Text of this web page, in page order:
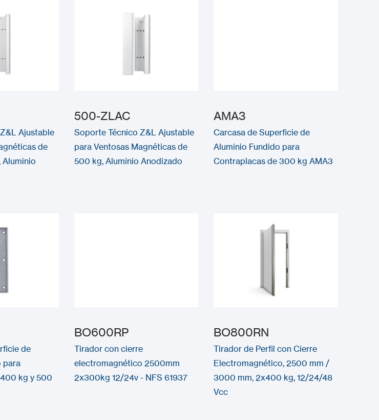
Ajustable
de
500-ZLAC
Soporte Técnico Z&L Ajustable
para Ventosas Magnéticas de
500 kg, Aluminio Anodizado
AMA3
Carcasa de Superficie de
Aluminio Fundido para
Contraplacas de 300 kg AMA3
de
para
kg y 500
BO600RP
Tirador con cierre
electromagnético 2500mm
2x300kg 12/24v - NFS 61937
BO800RN
Tirador de Perfil con Cierre
Electromagnético, 2500 mm /
3000 mm, 2x400 kg, 12/24/48
Vcc